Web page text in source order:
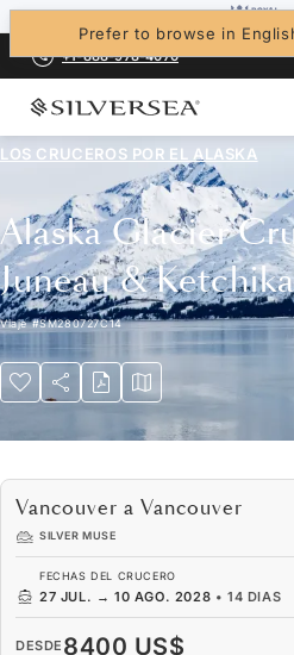
Prefer to browse in
+1-888-978-4070
LOS CRUCEROS POR EL ALASKA
Alaska Glacier
Juneau &
Viaje#SM280727C14
Vancouver a Vancouver
SILVER MUSE
FECHAS DEL CRUCERO
27 JUL. → 10 AGO. 2028 •14 DIAS
DESDE 8400 US$